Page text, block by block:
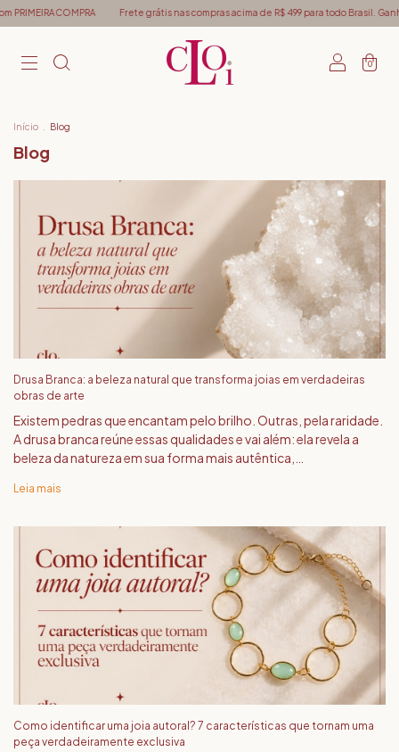
Frete grátis nas compras acima de R$ 499 para todo Brasil. Ganhe 5% off
0
Início Blog
Blog
Drusa Branca: a beleza natural que transforma joias em verdadeiras
obras de arte
Existem pedras que encantam pelo brilho. Outras, pela raridade.
A drusa branca reúne essas qualidades e vai além: ela revela a
beleza da natureza em sua forma mais autêntica,
Leia mais
Como identificar uma joia autoral? 7 características que tornam uma
peça verdadeiramente exclusiva